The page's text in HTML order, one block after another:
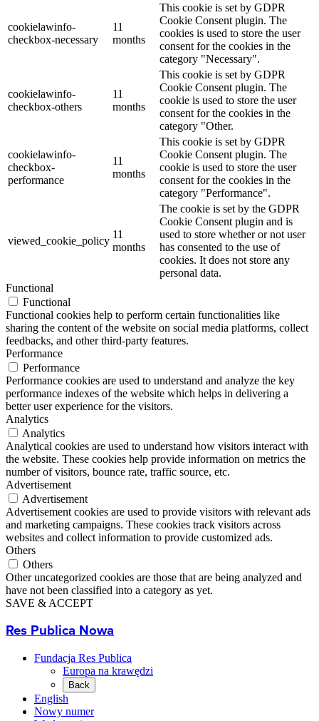
cookielawinfo-
checkbox-necessary
11
months
This cookie is set by GDPR
Cookie Consent plugin. The
cookies is used to store the user
consent for the cookies in the
category "Necessary".
cookielawinfo-
checkbox-others
11
months
This cookie is set by GDPR
Cookie Consent plugin. The
cookie is used to store the user
consent for the cookies in the
category "Other.
cookielawinfo-
checkbox-
performance
11
months
This cookie is set by GDPR
Cookie Consent plugin. The
cookie is used to store the user
consent for the cookies in the
category "Performance".
viewed_cookie_policy
11
months
The cookie is set by the GDPR
Cookie Consent plugin and is
used to store whether or not user
has consented to the use of
cookies. It does not store any
personal data.
Functional
Functional
Functional cookies help to perform certain functionalities like
sharing the content of the website on social media platforms, collect
feedbacks, and other third-party features.
Performance
Performance
Performance cookies are used to understand and analyze the key
performance indexes of the website which helps in delivering a
better user experience for the visitors.
Analytics
Analytics
Analytical cookies are used to understand how visitors interact with
the website. These cookies help provide information on metrics the
number of visitors, bounce rate, traffic source, etc.
Advertisement
Advertisement
Advertisement cookies are used to provide visitors with relevant ads
and marketing campaigns. These cookies track visitors across
websites and collect information to provide customized ads.
Others
Others
Other uncategorized cookies are those that are being analyzed and
have not been classified into a category as yet.
SAVE & ACCEPT
Res Publica Nowa
Fundacja Res Publica
Europa na krawędzi
Back
English
Nowy numer